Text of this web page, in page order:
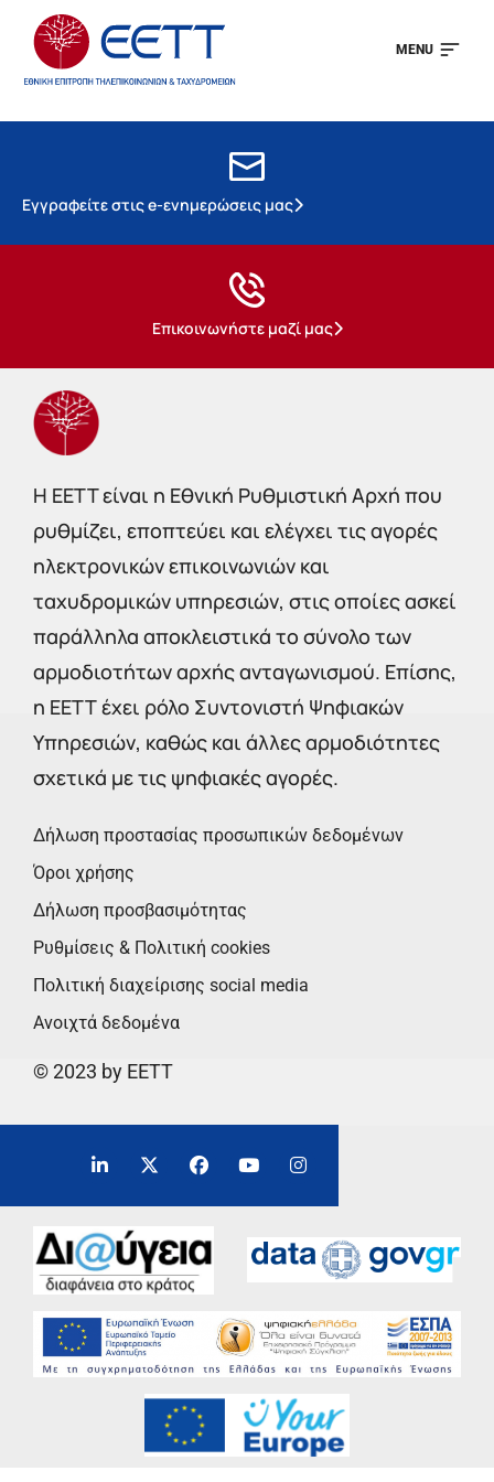
MENU
Εγγραφείτε στις e-ενημερώσεις μας
Επικοινωνήστε μαζί μας
Η EETT είναι η Εθνική Ρυθμιστική Αρχή που
ρυθμίζει, εποπτεύει και ελέγχει τις αγορές
ηλεκτρονικών επικοινωνιών και
ταχυδρομικών υπηρεσιών, στις οποίες ασκεί
παράλληλα αποκλειστικά το σύνολο των
αρμοδιοτήτων αρχής ανταγωνισμού. Επίσης,
η ΕΕΤΤ έχει ρόλο Συντονιστή Ψηφιακών
Υπηρεσιών, καθώς και άλλες αρμοδιότητες
σχετικά με τις ψηφιακές αγορές.
Δήλωση προστασίας προσωπικών δεδομένων
Όροι χρήσης
Δήλωση προσβασιμότητας
Ρυθμίσεις & Πολιτική cookies
Πολιτική διαχείρισης social media
Ανοιχτά δεδομένα
© 2023 by EETT